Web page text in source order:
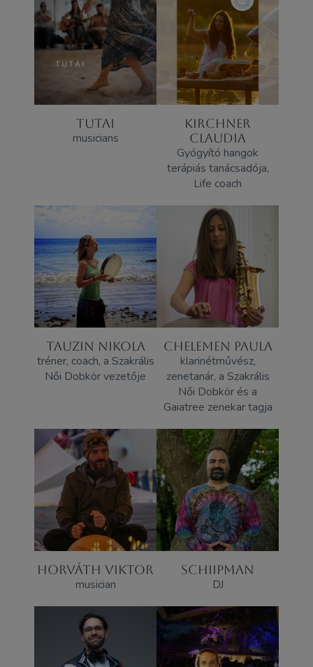
TUTAI
musicians
KIRCHNER
CLAUDIA
Gyógyító hangok
terápiás tanácsadója,
Life coach
TAUZIN NIKOLA
tréner, coach, a Szakrális
Női Dobkör vezetője
CHELEMEN PAULA
klarinétművész,
zenetanár, a Szakrális
Női Dobkör és a
Gaiatree zenekar tagja
HORVÁTH VIKTOR
musician
SCHIIPMAN
DJ